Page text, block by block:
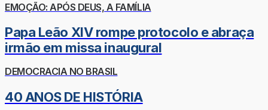
EMOÇÃO: APÓS DEUS, A FAMÍLIA
Papa Leão XIV rompe protocolo e abraça
irmão em missa inaugural
DEMOCRACIA NO BRASIL
40 ANOS DE HISTÓRIA